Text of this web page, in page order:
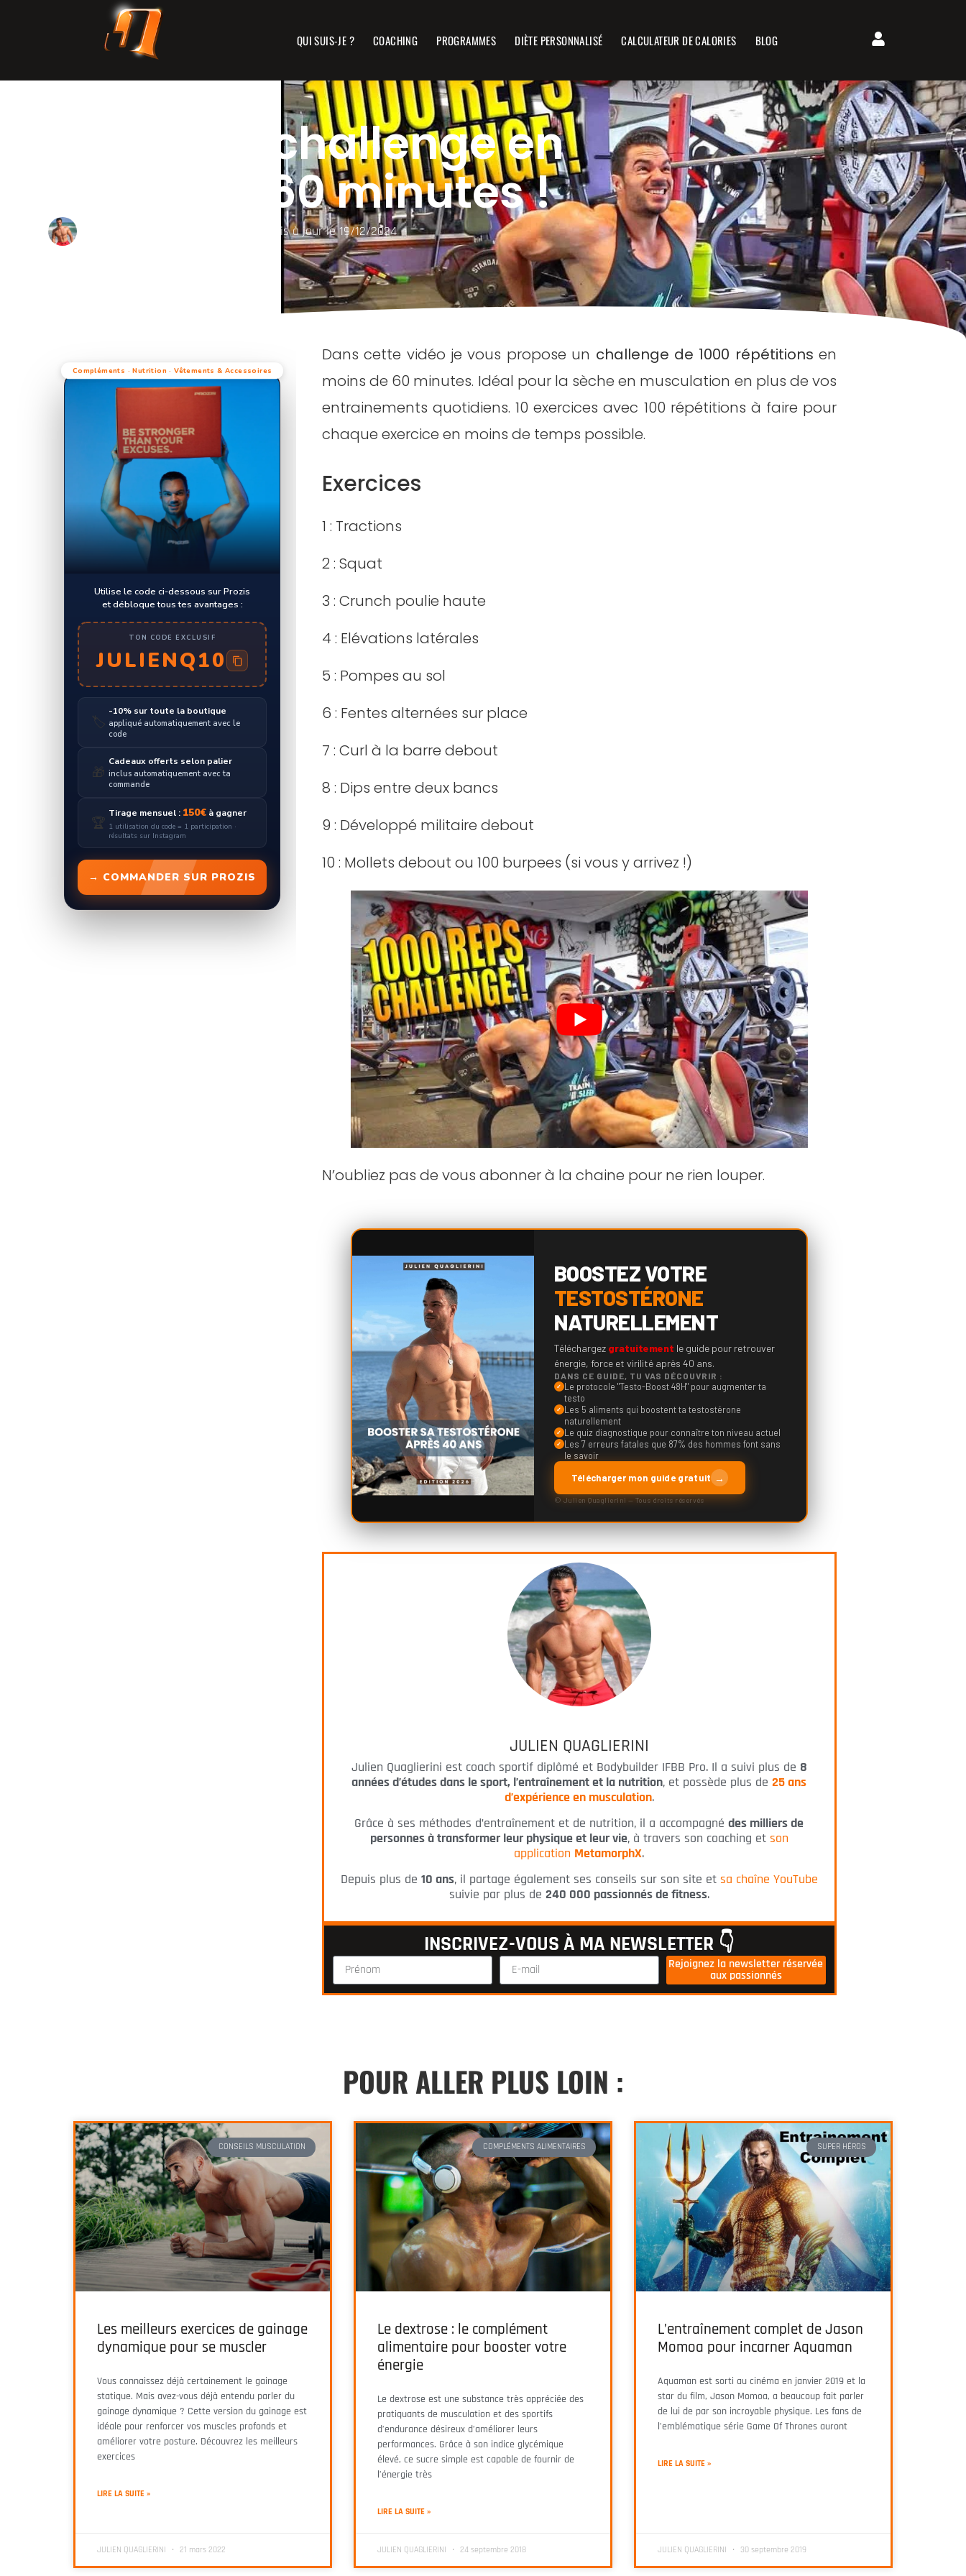
QUI SUIS-JE ? COACHING PROGRAMMES DIÈTE PERSONNALISÉ CALCULATEUR DE CALORIES BLOG
1000 reps challenge en
moins de 60 minutes !
Mis à jour le 19/12/2024
Compléments · Nutrition · Vêtements & Accessoires
Utilise le code ci-dessous sur Prozis
et débloque tous tes avantages :
TON CODE EXCLUSIF
JULIENQ10
🏷️
-10% sur toute la boutique
appliqué automatiquement avec le
code
🎁
Cadeaux offerts selon palier
inclus automatiquement avec ta
commande
🏆
Tirage mensuel : 150€ à gagner
1 utilisation du code = 1 participation ·
résultats sur Instagram
→ COMMANDER SUR PROZIS
Dans cette vidéo je vous propose un challenge de 1000 répétitions en
moins de 60 minutes. Idéal pour la sèche en musculation en plus de vos
entrainements quotidiens. 10 exercices avec 100 répétitions à faire pour
chaque exercice en moins de temps possible.
Exercices
1 : Tractions
2 : Squat
3 : Crunch poulie haute
4 : Elévations latérales
5 : Pompes au sol
6 : Fentes alternées sur place
7 : Curl à la barre debout
8 : Dips entre deux bancs
9 : Développé militaire debout
10 : Mollets debout ou 100 burpees (si vous y arrivez !)
N’oubliez pas de vous abonner à la chaine pour ne rien louper.
BOOSTEZ VOTRE
TESTOSTÉRONE
NATURELLEMENT
Téléchargez gratuitement le guide pour retrouver
énergie, force et virilité après 40 ans.
DANS CE GUIDE, TU VAS DÉCOUVRIR :
✓ Le protocole "Testo-Boost 48H" pour augmenter ta
testo
✓ Les 5 aliments qui boostent ta testostérone
naturellement
✓ Le quiz diagnostique pour connaître ton niveau actuel
✓ Les 7 erreurs fatales que 87% des hommes font sans
le savoir
Télécharger mon guide gratuit →
© Julien Quaglierini — Tous droits réservés
JULIEN QUAGLIERINI
Julien Quaglierini est coach sportif diplômé et Bodybuilder IFBB Pro. Il a suivi plus de 8
années d’études dans le sport, l’entraînement et la nutrition, et possède plus de25 ans
d’expérience en musculation.
Grâce à ses méthodes d’entraînement et de nutrition, il a accompagnédes milliers de
personnes à transformer leur physique et leur vie, à travers son coaching et son
application MetamorphX.
Depuis plus de 10 ans, il partage également ses conseils sur son site et sa chaîne YouTube
suivie par plus de 240 000 passionnés de fitness.
INSCRIVEZ-VOUS À MA NEWSLETTER 👇
Rejoignez la newsletter réservée
aux passionnés
Alternative:
POUR ALLER PLUS LOIN :
CONSEILS MUSCULATION
Les meilleurs exercices de gainage
dynamique pour se muscler
Vous connaissez déjà certainement le gainage
statique. Mais avez-vous déjà entendu parler du
gainage dynamique ? Cette version du gainage est
idéale pour renforcer vos muscles profonds et
améliorer votre posture. Découvrez les meilleurs
exercices
LIRE LA SUITE »
JULIEN QUAGLIERINI 21 mars 2022
COMPLÉMENTS ALIMENTAIRES
Le dextrose : le complément
alimentaire pour booster votre
énergie
Le dextrose est une substance très appréciée des
pratiquants de musculation et des sportifs
d’endurance désireux d’améliorer leurs
performances. Grâce à son indice glycémique
élevé, ce sucre simple est capable de fournir de
l’énergie très
LIRE LA SUITE »
JULIEN QUAGLIERINI 24 septembre 2018
SUPER HÉROS
L’entraînement complet de Jason
Momoa pour incarner Aquaman
Aquaman est sorti au cinéma en janvier 2019 et la
star du film, Jason Momoa, a beaucoup fait parler
de lui de par son incroyable physique. Les fans de
l’emblématique série Game Of Thrones auront
LIRE LA SUITE »
JULIEN QUAGLIERINI 30 septembre 2019